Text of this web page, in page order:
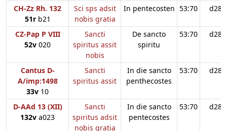
CH-Zz Rh. 132
51rb21
Sci sps adsit
nobis gratia
In pentecosten 53:70 d28
CZ-Pap P VIII
52v 020
Sancti
spiritus assit
nobis
De sancto
spiritu
53:70 d28
Cantus D-
A/imp:1498
33v 10
Sancti
spiritus assit
In die sancto
penthecostes
53:70 d28
D-AAd 13 (XII)
132v a023
Sancti
spiritus adsit
nobis gratia
In die sancto
pentecostes
53:70 d28